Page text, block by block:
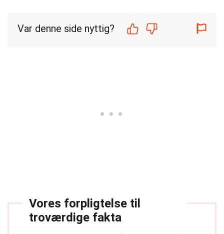
Var denne side nyttig?
Vores forpligtelse til
troværdige fakta